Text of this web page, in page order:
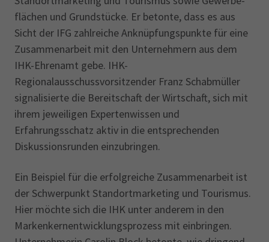
EN
IHK Akademie
Magazin Log-in
flächen und Grundstücke. Er betonte, dass es aus
Sicht der IFG zahlreiche Anknüpfungspunkte für eine
Zusammenarbeit mit den Unternehmern aus dem
IHK-Ehrenamt gebe. IHK-
Regionalausschussvorsitzender Franz Schabmüller
signa­lisierte die Bereitschaft der Wirtschaft, sich mit
ihrem jeweiligen Expertenwissen und
Erfahrungsschatz aktiv in die entsprechenden
Diskussionsrunden einzubringen.
Ein Beispiel für die erfolgreiche Zusammenarbeit ist
der Schwerpunkt Standort­marketing und Tourismus.
Hier möchte sich die IHK unter anderem in den
Marken­kernentwicklungsprozess mit einbringen.